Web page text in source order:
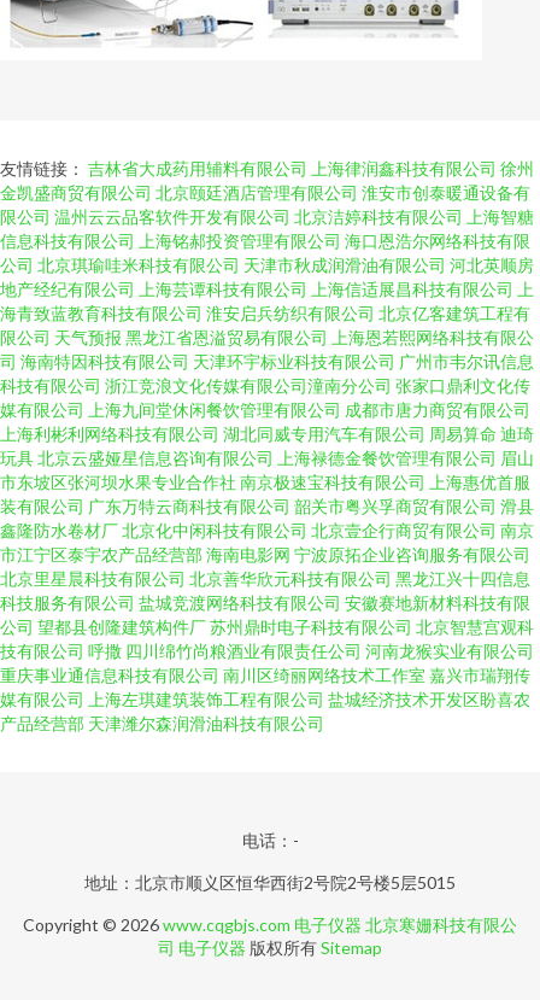
友情链接： 吉林省大成药用辅料有限公司 上海律润鑫科技有限公司 徐州
金凯盛商贸有限公司 北京颐廷酒店管理有限公司 淮安市创泰暖通设备有
限公司 温州云云品客软件开发有限公司 北京洁婷科技有限公司
上海智糖
信息科技有限公司
上海铭郝投资管理有限公司 海口恩浩尔网络科技有限
公司 北京琪瑜哇米科技有限公司 天津市秋成润滑油有限公司 河北英顺房
地产经纪有限公司
上海芸谭科技有限公司 上海信适展昌科技有限公司
上
海青致蓝教育科技有限公司 淮安启兵纺织有限公司 北京亿客建筑工程有
限公司 天气预报 黑龙江省恩溢贸易有限公司
上海恩若熙网络科技有限公
司 海南特因科技有限公司 天津环宇标业科技有限公司 广州市韦尔讯信息
科技有限公司 浙江竞浪文化传媒有限公司潼南分公司 张家口鼎利文化传
媒有限公司
上海九间堂休闲餐饮管理有限公司 成都市唐力商贸有限公司
上海利彬利网络科技有限公司 湖北同威专用汽车有限公司 周易算命 迪琦
玩具北京云盛娅星信息咨询有限公司 上海禄德金餐饮管理有限公司 眉山
市东坡区张河坝水果专业合作社 南京极速宝科技有限公司
上海惠优首服
装有限公司 广东万特云商科技有限公司 韶关市粤兴孚商贸有限公司 滑县
鑫隆防水卷材厂北京化中闲科技有限公司 北京壹企行商贸有限公司 南京
市江宁区泰宇农产品经营部 海南电影网 宁波原拓企业咨询服务有限公司
北京里星晨科技有限公司 北京善华欣元科技有限公司 黑龙江兴十四信息
科技服务有限公司 盐城竞渡网络科技有限公司 安徽赛地新材料科技有限
公司 望都县创隆建筑构件厂苏州鼎时电子科技有限公司 北京智慧宫观科
技有限公司 呼撒 四川绵竹尚粮酒业有限责任公司 河南龙猴实业有限公司
重庆事业通信息科技有限公司 南川区绮丽网络技术工作室 嘉兴市瑞翔传
媒有限公司
上海左琪建筑装饰工程有限公司 盐城经济技术开发区盼喜农
产品经营部 天津潍尔森润滑油科技有限公司
电话：-
地址：北京市顺义区恒华西街2号院2号楼5层5015
Copyright © 2026www.cqgbjs.com 电子仪器 北京寒姗科技有限公
司 电子仪器 版权所有Sitemap